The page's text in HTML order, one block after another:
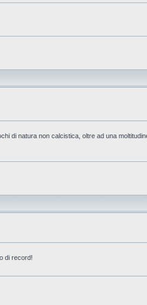
di natura non calcistica, oltre ad una
di record!